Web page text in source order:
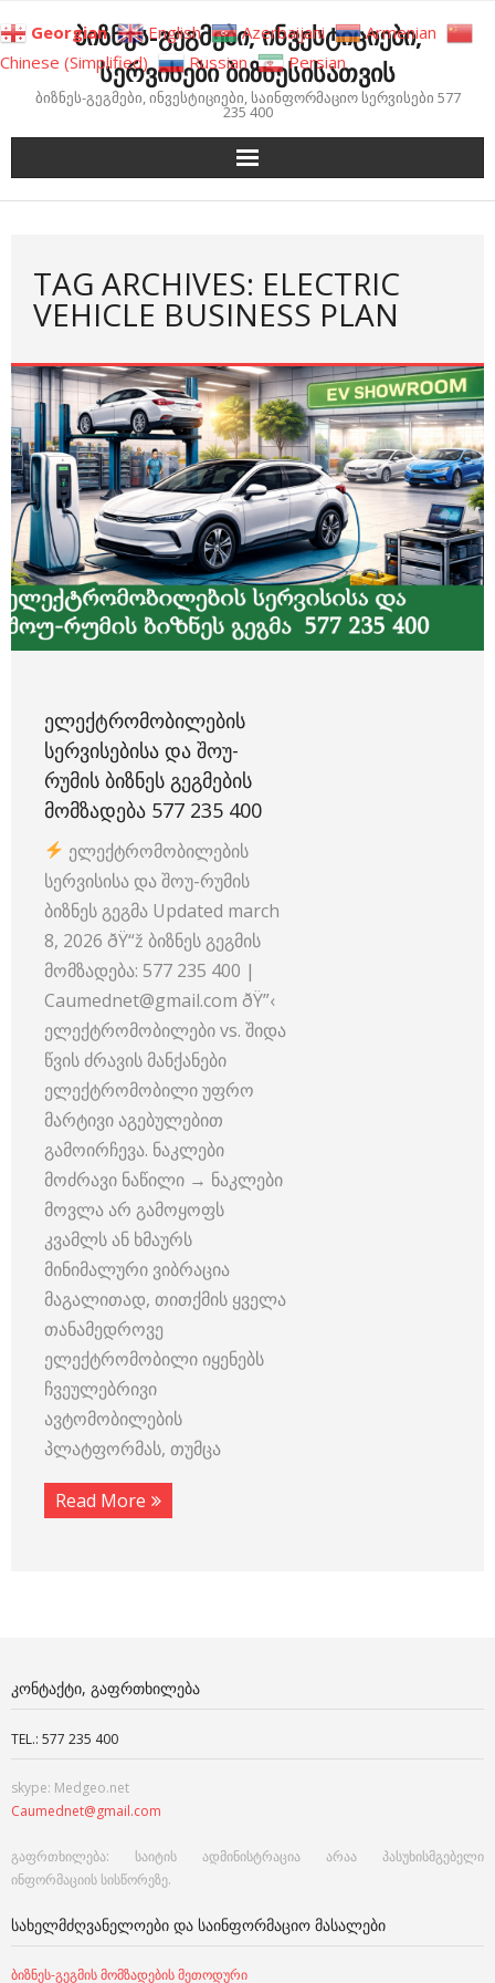
to
content
ბიზნეს-გეგმები, ინვესტიციები,
სერვისები ბიზნესისათვის
ბიზნეს-გეგმები, ინვესტიციები, საინფორმაციო სერვისები 577
235 400
TAG ARCHIVES: ELECTRIC
VEHICLE BUSINESS PLAN
ᲔᲚᲔᲥᲢᲠᲝᲛᲝᲑᲘᲚᲔᲑᲘᲡ
ᲡᲔᲠᲕᲘᲡᲔᲑᲘᲡᲐ ᲓᲐ ᲨᲝᲣ-
ᲠᲣᲛᲘᲡ ᲑᲘᲖᲜᲔᲡ ᲒᲔᲒᲛᲔᲑᲘᲡ
ᲛᲝᲛᲖᲐᲓᲔᲑᲐ 577 235 400
ელექტრომობილების
სერვისისა და შოუ-რუმის
ბიზნეს გეგმა Updated march
8, 2026 ðŸ“ž ბიზნეს გეგმის
მომზადება: 577 235 400 |
Caumednet@gmail.com ðŸ”‹
ელექტრომობილები vs. შიდა
წვის ძრავის მანქანები
ელექტრომობილი უფრო
მარტივი აგებულებით
გამოირჩევა. ნაკლები
მოძრავი ნაწილი → ნაკლები
მოვლა არ გამოყოფს
კვამლს ან ხმაურს
მინიმალური ვიბრაცია
მაგალითად, თითქმის ყველა
თანამედროვე
ელექტრომობილი იყენებს
ჩვეულებრივი
ავტომობილების
პლატფორმას, თუმცა
Read More
ᲙᲝᲜᲢᲐᲥᲢᲘ, ᲒᲐᲤᲠᲗᲮᲘᲚᲔᲑᲐ
TEL.: 577 235 400
skype: Medgeo.net
Caumednet@gmail.com
გაფრთხილება: საიტის ადმინისტრაცია არაა პასუხისმგებელი
ინფორმაციის სისწორეზე.
ᲡᲐᲮᲔᲚᲛᲫᲦᲕᲐᲜᲔᲚᲝᲔᲑᲘ ᲓᲐ ᲡᲐᲘᲜᲤᲝᲠᲛᲐᲪᲘᲝ ᲛᲐᲡᲐᲚᲔᲑᲘ
ბიზნეს-გეგმის მომზადების მეთოდური
Georgian English Azerbaijani
Armenian
Chinese (Simplified)
Russian Persian